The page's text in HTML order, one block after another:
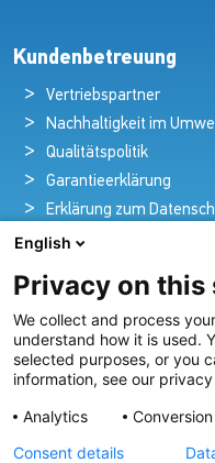
Kundenbetreuung
Vertriebspartner
Nachhaltigkeit im
Qualitätspolitik
Garantieerklärung
Erklärung zum
Rechtlicher Hinweis
Pioniere in
Seit über 100 Jahren
Leidenschaft innovative
Bereiche der maritimen
English
Privacy on this
We collect and process
understand how it is used.
selected purposes, or you
information, see our
Analytics
Consent details